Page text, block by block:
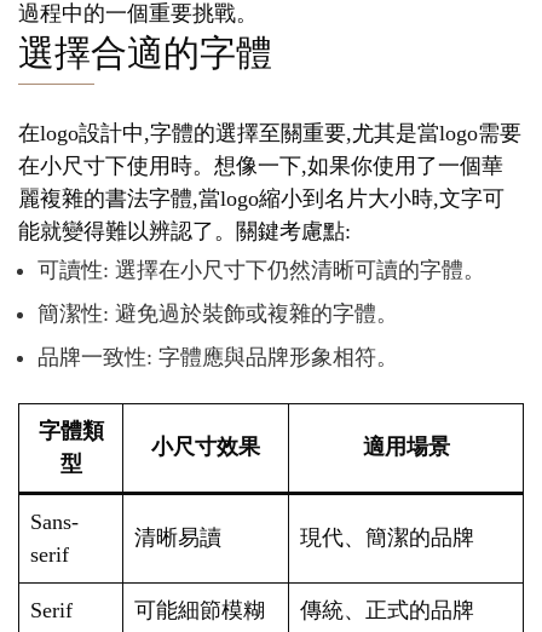
過程中的一個重要挑戰。
選擇合適的字體
在logo設計中,字體的選擇至關重要,尤其是當logo需要
在小尺寸下使用時。想像一下,如果你使用了一個華
麗複雜的書法字體,當logo縮小到名片大小時,文字可
能就變得難以辨認了。關鍵考慮點:
可讀性: 選擇在小尺寸下仍然清晰可讀的字體。
簡潔性: 避免過於裝飾或複雜的字體。
品牌一致性: 字體應與品牌形象相符。
字體類
型
小尺寸效果 適用場景
Sans-
serif
清晰易讀 現代、簡潔的品牌
Serif 可能細節模糊 傳統、正式的品牌